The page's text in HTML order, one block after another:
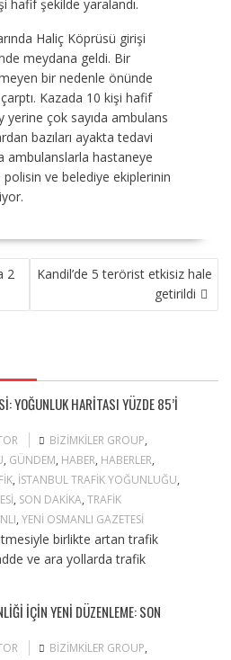
hafif şekilde yaralandı.
Haliç Köprüsü girişi
meydana geldi. Bir
bir nedenle önünde
Kazada 10 kişi hafif
yerine çok sayıda ambulans
bazıları ayakta tedavi
ambulanslarla hastaneye
polisin ve belediye ekiplerinin
2
Kandil’de 5 terörist etkisiz hale
getirildi
YOĞUNLUK HARITASI YÜZDE 85’I
BIZIMKILER GROUP,
, GÜNDEM, HABER, HABERLER,
, ISTANBUL TRAFIK YOĞUNLUĞU,
, SON DAKIKA, TRAFIK
, YENI OSMANLI GAZETESI
birlikte artan trafik
ve ara yollarda trafik
IÇIN YENI DÜZENLEME: SON
BIZIMKILER GROUP,